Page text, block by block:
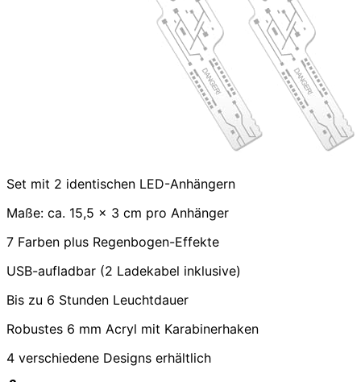
Set mit 2 identischen LED-Anhängern
Maße: ca. 15,5 x 3 cm pro Anhänger
7 Farben plus Regenbogen-Effekte
USB-aufladbar (2 Ladekabel inklusive)
Bis zu 6 Stunden Leuchtdauer
Robustes 6 mm Acryl mit Karabinerhaken
4 verschiedene Designs erhältlich